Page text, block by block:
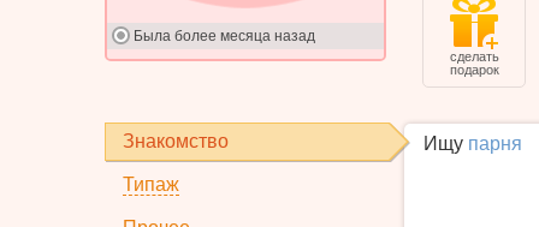
Была более месяца назад
сделать
подарок
Знакомство
Типаж
Ищу парня